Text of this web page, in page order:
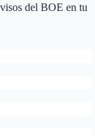
del BOE en tu